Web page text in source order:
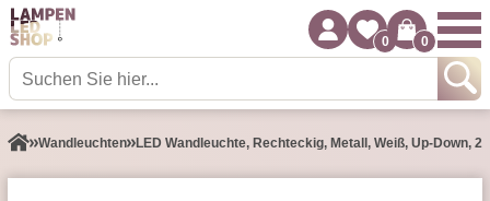
0 0
Wand­leuchten LED Wandleuchte, Rechteckig, Metall, Weiß, Up-Down,